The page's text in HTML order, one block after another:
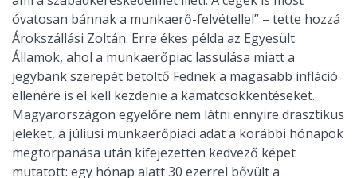
óvatosan bánnak a munkaerő-felvétellel” – tette hozzá
Árokszállási Zoltán. Erre ékes példa az Egyesült
Államok, ahol a munkaerőpiac lassulása miatt a
jegybank szerepét betöltő Fednek a magasabb infláció
ellenére is el kell kezdenie a kamatcsökkentéseket.
Magyarországon egyelőre nem látni ennyire drasztikus
jeleket, a júliusi munkaerőpiaci adat a korábbi hónapok
megtorpanása után kifejezetten kedvező képet
mutatott: egy hónap alatt 30 ezerrel bővült a